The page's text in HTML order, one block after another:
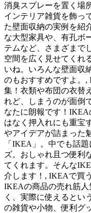
消臭スプレーを置く場
インテリア雑貨を飾っ
た壁面収納の実例を紹
な大型家具や、有孔ボ
テムなど、さまざまで
空間を広く見せてくれ
いね。いろんな壁面収
のもおすすめですよ。
集！衣類や布団の衣替
れど、しまうのが面倒
なたに朗報です！
はなく押入れにも重宝
やアイデアが詰まった
「IKEA」。中でも話
ズ。おしゃれ且つ便利
てくれます。そんな
介します！, IKEAで買
IKEAの商品の売れ筋
く、実際に使えるとい
の雑貨や小物、便利グ